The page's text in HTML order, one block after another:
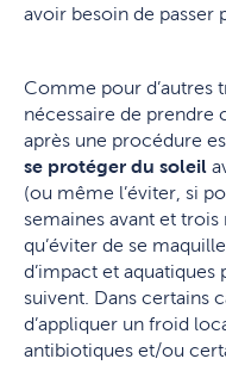
avoir besoin de passer
Comme pour d’autres
nécessaire de prendre
après une procédure
se protéger du soleil
(ou même l’éviter, si
semaines avant et
qu’éviter de se
d’impact et aquatiques
suivent. Dans certains
d’appliquer un froid
antibiotiques et/ou